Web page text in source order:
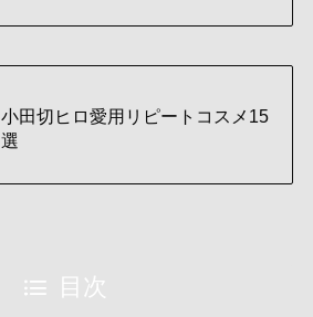
小田切ヒロ愛用リピートコスメ15
選
目次